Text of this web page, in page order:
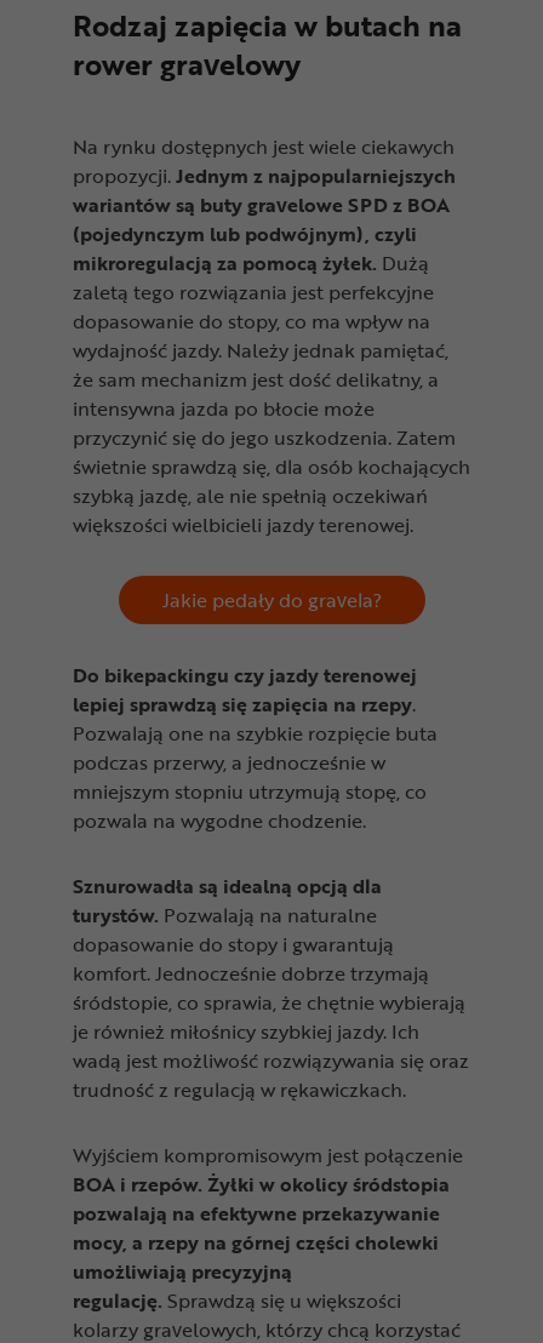
Rodzaj zapięcia w butach na
rower gravelowy
Na rynku dostępnych jest wiele ciekawych
propozycji.Jednym z najpopularniejszych
wariantów są buty gravelowe SPD z BOA
(pojedynczym lub podwójnym), czyli
mikroregulacją za pomocą żyłek. Dużą
zaletą tego rozwiązania jest perfekcyjne
dopasowanie do stopy, co ma wpływ na
wydajność jazdy. Należy jednak pamiętać,
że sam mechanizm jest dość delikatny, a
intensywna jazda po błocie może
przyczynić się do jego uszkodzenia. Zatem
świetnie sprawdzą się, dla osób kochających
szybką jazdę, ale nie spełnią oczekiwań
większości wielbicieli jazdy terenowej.
Jakie pedały do gravela?
Do bikepackingu czy jazdy terenowej
lepiej sprawdzą się zapięcia na rzepy.
Pozwalają one na szybkie rozpięcie buta
podczas przerwy, a jednocześnie w
mniejszym stopniu utrzymują stopę, co
pozwala na wygodne chodzenie.
Sznurowadła są idealną opcją dla
turystów. Pozwalają na naturalne
dopasowanie do stopy i gwarantują
komfort. Jednocześnie dobrze trzymają
śródstopie, co sprawia, że chętnie wybierają
je również miłośnicy szybkiej jazdy. Ich
wadą jest możliwość rozwiązywania się oraz
trudność z regulacją w rękawiczkach.
Wyjściem kompromisowym jest połączenie
BOA i rzepów. Żyłki w okolicy śródstopia
pozwalają na efektywne przekazywanie
mocy, a rzepy na górnej części cholewki
umożliwiają precyzyjną
regulację. Sprawdzą się u większości
kolarzy gravelowych, którzy chcą korzystać